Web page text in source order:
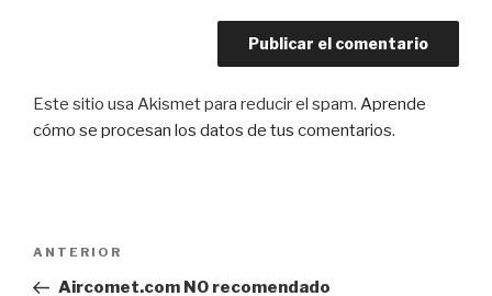
Este sitio usa Akismet para reducir el spam. Aprende
cómo se procesan los datos de tus comentarios.
Entrada
anterior:
ANTERIOR
Aircomet.com NO recomendado